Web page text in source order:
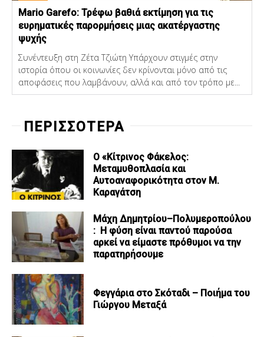
Mario Garefo: Τρέφω βαθιά εκτίμηση για τις
ευρηματικές παρορμήσεις μιας ακατέργαστης
ψυχής
Συνέντευξη στη Ζέτα Τζιώτη Υπάρχουν στιγμές στην
ιστορία όπου οι κοινωνίες δεν κρίνονται μόνο από τις
αποφάσεις που λαμβάνουν, αλλά και από τον τρόπο με...
ΠΕΡΙΣΣΟΤΕΡΑ
Ο «Κίτρινος Φάκελος:
Μεταμυθοπλασία και
Αυτοαναφορικότητα στον Μ.
Καραγάτση
Μάχη Δημητρίου–Πολυμεροπούλου
: Η φύση είναι παντού παρούσα
αρκεί να είμαστε πρόθυμοι να την
παρατηρήσουμε
Φεγγάρια στο Σκόταδι – Ποιήμα του
Γιώργου Μεταξά